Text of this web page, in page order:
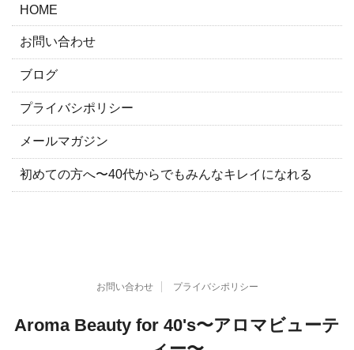
HOME
お問い合わせ
ブログ
プライバシポリシー
メールマガジン
初めての方へ〜40代からでもみんなキレイになれる
お問い合わせ プライバシポリシー
Aroma Beauty for 40's〜アロマビューテ